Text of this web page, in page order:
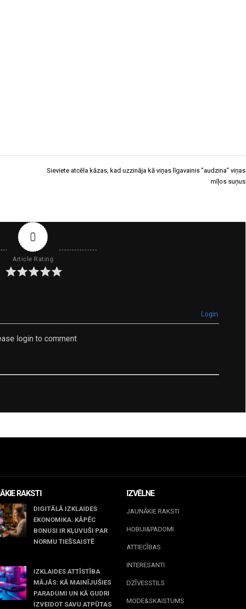
Sieviete atcēla kāzas, kad uzzināja kā viņas līgavainis ”audzina” viņas
mīļos suņus
0
Article Rating
Login
login to comment
RAKSTI
DIGITĀLĀ IZKLAIDES
EKONOMIKA: KĀPĒC
BONUSI IR KĻUVUŠI PAR
NORMU TIEŠSAISTĒ
IZKLAIDES ATTĪSTĪBA
MĀJĀS: KĀ MAINĪJUŠIES
PARADUMI UN KĀ GUDRI
IZVEIDOT SAVU ATPŪTAS
IZVĒLNE
JAUNĀKIE RAKSTI
HOBIJI&PADOMI
ATTIECĪBAS
INTERESANTI
DZĪVESSTILS
MODE&SKAISTUMS